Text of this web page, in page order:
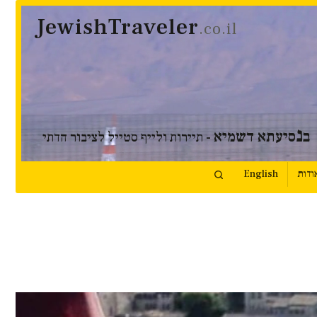
JewishTraveler.co.il
בנסיעתא דשמיא - תיירות ולייף סטייל לציבור הדתי
English